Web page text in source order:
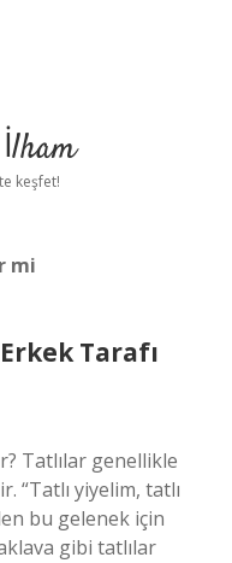
keşfet!
mi
Tarafı
Tatlılar genellikle
“Tatlı yiyelim, tatlı
bu gelenek için
gibi tatlılar